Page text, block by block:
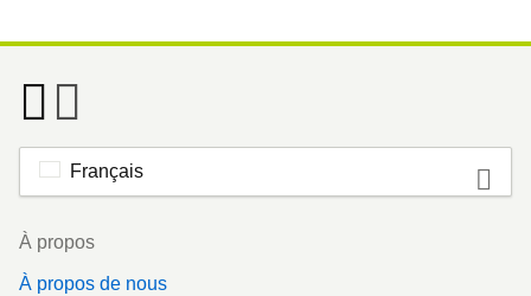
Français
Footer
À propos
À propos de nous